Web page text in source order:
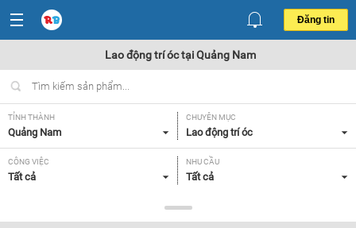
Đăng tin
Lao động trí óc tại Quảng Nam
TỈNH THÀNH
Quảng Nam
CHUYÊN MỤC
Lao động trí óc
CÔNG VIỆC
Tất cả
NHU CẦU
Tất cả
Tất cả